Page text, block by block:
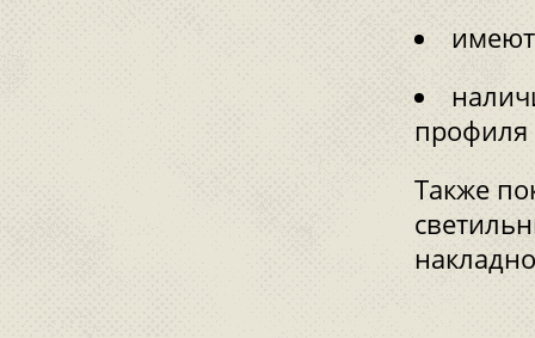
профиля
Также